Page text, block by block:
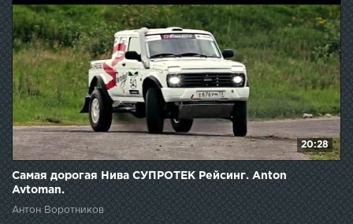
20:28
Самая дорогая Нива СУПРОТЕК Рейсинг. Anton
Avtoman.
Антон Воротников